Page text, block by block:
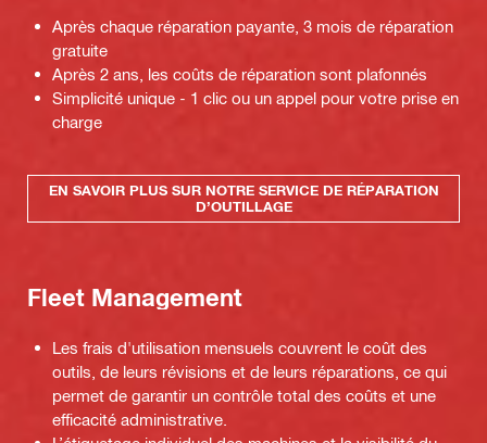
Après chaque réparation payante, 3 mois de réparation
gratuite
Après 2 ans, les coûts de réparation sont plafonnés
Simplicité unique - 1 clic ou un appel pour votre prise en
charge
EN SAVOIR PLUS SUR NOTRE SERVICE DE RÉPARATION
D’OUTILLAGE
Fleet Management
Les frais d'utilisation mensuels couvrent le coût des
outils, de leurs révisions et de leurs réparations, ce qui
permet de garantir un contrôle total des coûts et une
efficacité administrative.